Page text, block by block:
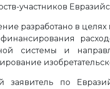
участников
разработано в
системы и
заявитель по